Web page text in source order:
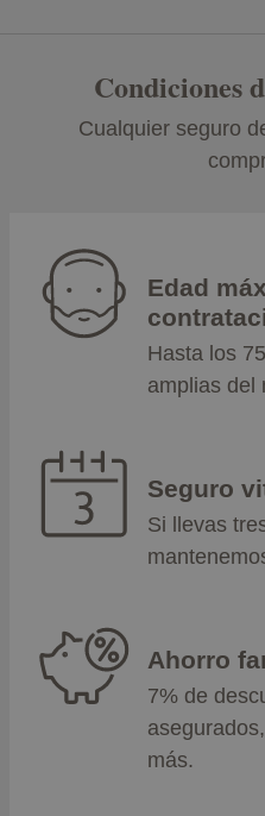
Condiciones
Cualquier seguro
Edad
Hasta los
amplias del
Seguro
Si llevas
Ahorro
7% de
más.